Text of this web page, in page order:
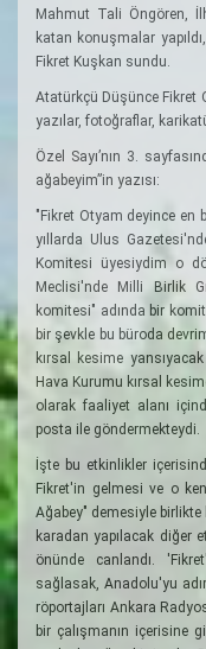
Mahmut Tali Öngören,
katan konuşmalar
Fikret Kuşkan sundu.
Atatürkçü Düşünce Fikret
yazılar, fotoğraflar,
Özel Sayı’nın 3.
ağabeyim”in yazısı:
"Fikret Otyam deyince en
yıllarda Ulus
Komitesi üyesiydim o
Meclisi'nde Milli Birlik
komitesi" adında bir
bir şevkle bu büroda
kırsal kesime
Hava Kurumu kırsal
olarak faaliyet alanı
posta ile göndermekteydi.
İşte bu etkinlikler
Fikret'in gelmesi ve o
Ağabey" demesiyle
karadan yapılacak diğer
önünde canlandı.
sağlasak, Anadolu'yu
röportajları Ankara
bir çalışmanın içerisine